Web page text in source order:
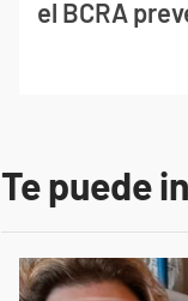
el BCRA
Te puede